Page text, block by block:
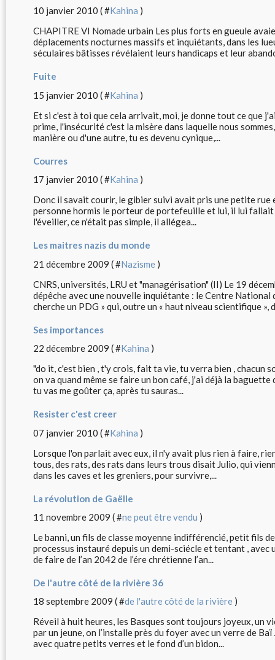
10 janvier 2010 ( #Kahina )
CHAPITRE VI Nomade urbain Les plus forts en gueule
déplacements nocturnes massifs et inquiétants, dans les
séculaires bâtisses révélaient leurs handicaps et leur
Fuite
15 janvier 2010 ( #Kahina )
Et si c'est à toi que cela arrivait, moi, je donne tout ce que
prime, l'insécurité c'est la misère dans laquelle nous
manière ou d'une autre, tu es devenu cynique,...
Courres
17 janvier 2010 ( #Kahina )
Donc il savait courir, le gibier suivi avait pris une petite rue
personne hormis le porteur de portefeuille et lui, il lui
l'éveiller, ce n'était pas simple, il allégea...
Les maitres nazis du monde
21 décembre 2009 ( #Nazisme )
CNRS, universités, LRU et "managérisation" (II) Le 19
dépêche avec une nouvelle inquiétante : le Centre National
cherche un PDG » qui, outre un « haut niveau scientifique »,
Ses importances
22 décembre 2009 ( #Kahina )
"do it, c'est bien , t'y crois, fait ta vie, tu verra bien , chacun
on va quand même se faire un bon café, j'ai déjà la
tu vas me goûter ça, après tu sauras...
Resister c'est creer
07 janvier 2010 ( #Kahina )
Lorsque l'on parlait avec eux, il n'y avait plus rien à faire,
tous, des rats, des rats dans leurs trous disait Julio, qui
dans les caves et les greniers, pour survivre,...
La révolution de Gaëlle
11 novembre 2009 ( #ne peut être vendu )
Le banni, un fils de classe moyenne indifférencié, petit fils
processus instauré depuis un demi-sciécle et tentant , avec
de faire de l’an 2042 de l’ére chrétienne l’an...
De l'autre côté de la rivière 36
18 septembre 2009 ( #de l'autre côté de la rivière )
Réveil à huit heures, les Basques sont toujours joyeux, un
par un jeune, on l’installe près du foyer avec un verre de
avec quatre petits verres et le fond d’un bidon...